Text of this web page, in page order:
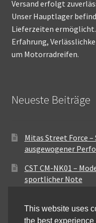
Versand erfolgt
Unser Hauptlager
Lieferzeiten
Erfahrung,
um Motorradreifen.
Neueste Beiträge
Mitas Street Force
ausgewogener
CST CM-NK01 –
sportlicher Note
Maxxis MA-ST3 –
für vielseitige
This website uses
the best